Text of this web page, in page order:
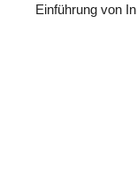
Einführung von